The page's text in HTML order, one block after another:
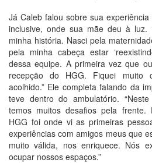
Já Caleb falou sobre sua
inclusive, onde sua mãe deu à
minha história. Nasci pela
pela minha cabeça estar
dessa equipe. A primeira vez que
recepção do HGG. Fiquei muito
acolhido.” Ele completa falando da
teve dentro do ambulatório.
temos muitos desafios pela frente.
HGG foi onde vi as primeiras
experiências com amigos meus que
muito válida, nos enriquece. Nós
ocupar nossos espaços.”